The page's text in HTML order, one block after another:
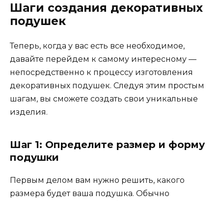
Шаги создания декоративных
подушек
Теперь, когда у вас есть все необходимое,
давайте перейдем к самому интересному —
непосредственно к процессу изготовления
декоративных подушек. Следуя этим простым
шагам, вы сможете создать свои уникальные
изделия.
Шаг 1: Определите размер и форму
подушки
Первым делом вам нужно решить, какого
размера будет ваша подушка. Обычно